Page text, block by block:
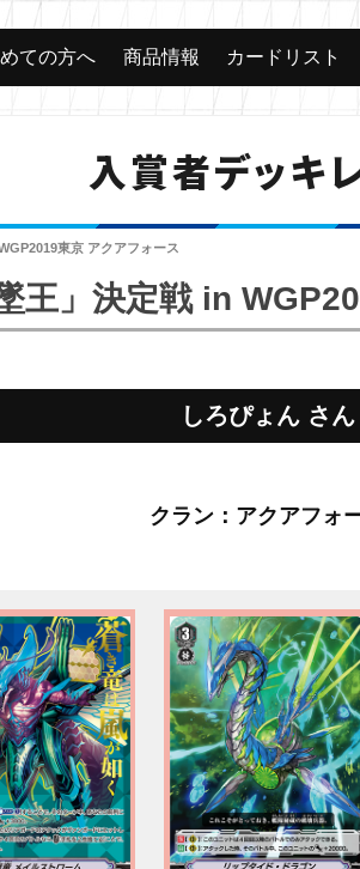
ての方へ 商品情報 カードリスト
入賞者デッキ
東京 アクアフォース
王」決定戦 in
しろぴょん さん
クラン：アクアフォ